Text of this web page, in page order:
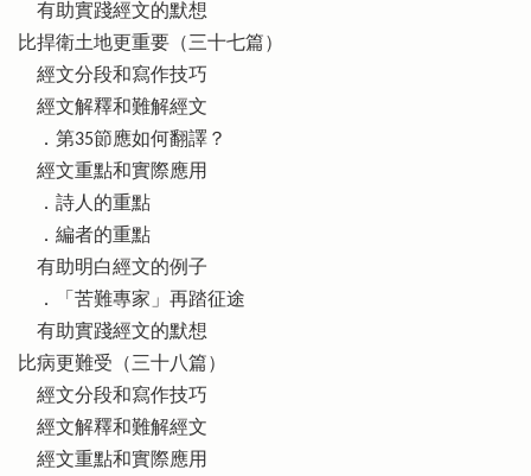
有助實踐經文的默想
比捍衛土地更重要（三十七篇）
經文分段和寫作技巧
經文解釋和難解經文
．第35節應如何翻譯？
經文重點和實際應用
．詩人的重點
．編者的重點
有助明白經文的例子
．「苦難專家」再踏征途
有助實踐經文的默想
比病更難受（三十八篇）
經文分段和寫作技巧
經文解釋和難解經文
經文重點和實際應用